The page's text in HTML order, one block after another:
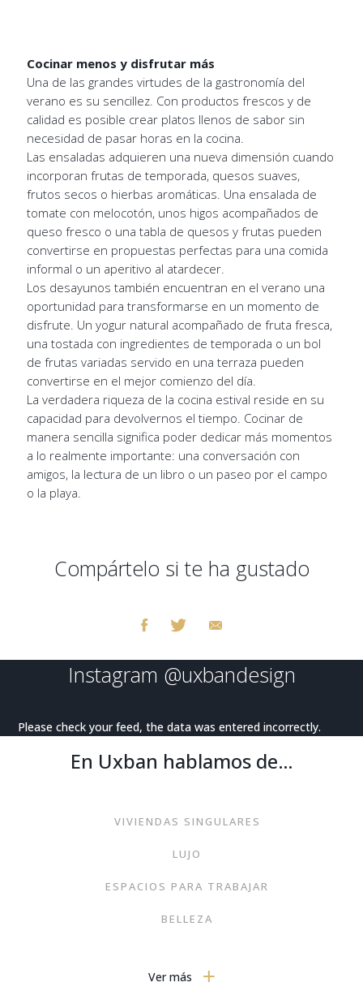
Cocinar menos y disfrutar más
Una de las grandes virtudes de la gastronomía del
verano es su sencillez. Con productos frescos y de
calidad es posible crear platos llenos de sabor sin
necesidad de pasar horas en la cocina.
Las ensaladas adquieren una nueva dimensión cuando
incorporan frutas de temporada, quesos suaves,
frutos secos o hierbas aromáticas. Una ensalada de
tomate con melocotón, unos higos acompañados de
queso fresco o una tabla de quesos y frutas pueden
convertirse en propuestas perfectas para una comida
informal o un aperitivo al atardecer.
Los desayunos también encuentran en el verano una
oportunidad para transformarse en un momento de
disfrute. Un yogur natural acompañado de fruta fresca,
una tostada con ingredientes de temporada o un bol
de frutas variadas servido en una terraza pueden
convertirse en el mejor comienzo del día.
La verdadera riqueza de la cocina estival reside en su
capacidad para devolvernos el tiempo. Cocinar de
manera sencilla significa poder dedicar más momentos
a lo realmente importante: una conversación con
amigos, la lectura de un libro o un paseo por el campo
o la playa.
Compártelo si te ha gustado
Instagram @uxbandesign
Please check your feed, the data was entered incorrectly.
En Uxban hablamos de…
VIVIENDAS SINGULARES
LUJO
ESPACIOS PARA TRABAJAR
BELLEZA
JARDINES O TERRAZAS
Ver más